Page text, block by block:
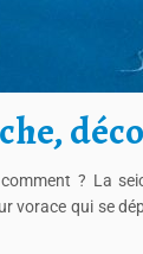
? La
vorace qui se